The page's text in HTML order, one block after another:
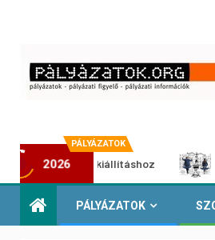
PÁLYÁZATOK
2026
kiállításhoz
PÁLYÁZATOK